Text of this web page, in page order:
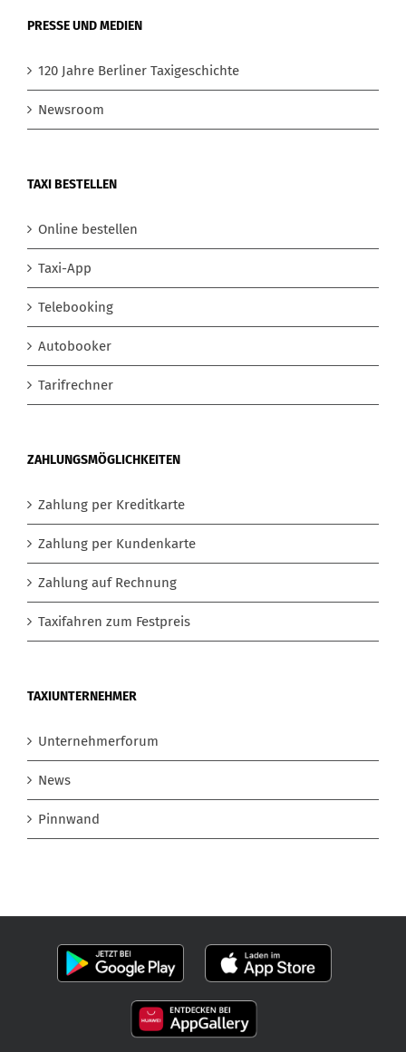
PRESSE UND MEDIEN
120 Jahre Berliner Taxigeschichte
Newsroom
TAXI BESTELLEN
Online bestellen
Taxi-App
Telebooking
Autobooker
Tarifrechner
ZAHLUNGSMÖGLICHKEITEN
Zahlung per Kreditkarte
Zahlung per Kundenkarte
Zahlung auf Rechnung
Taxifahren zum Festpreis
TAXIUNTERNEHMER
Unternehmerforum
News
Pinnwand